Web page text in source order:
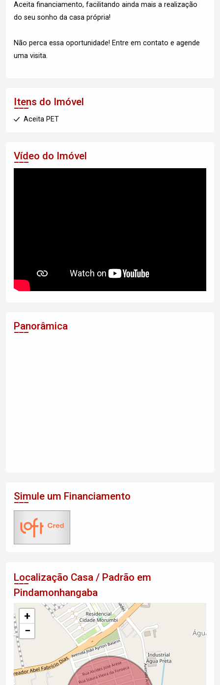
Aceita financiamento, facilitando ainda mais a realização
do seu sonho da casa própria!
Não perca essa oportunidade! Entre em contato e agende
uma visita.
Itens do Imóvel
Aceita PET
Vídeo do Imóvel
Panorâmica
Simule um Financiamento
Localização Casa / Padrão em
Pindamonhangaba
+
−